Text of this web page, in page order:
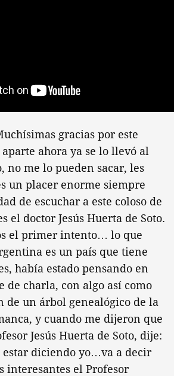
gracias por este
ahora ya se lo llevó al
no me lo pueden sacar, les
un placer enorme siempre
de escuchar a este coloso de
el doctor Jesús Huerta de Soto.
el primer intento… lo que
es un país que tiene
había estado pensando en
de charla, con algo así como
de un árbol genealógico de la
y cuando me dijeron que
Jesús Huerta de Soto, dije:
estar diciendo yo…va a decir
interesantes el Profesor